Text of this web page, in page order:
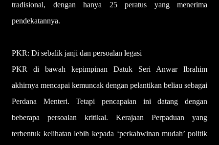
tradisional, dengan hanya 25 peratus yang menerima
pendekatannya.
PKR: Di sebalik janji dan persoalan legasi
PKR di bawah kepimpinan Datuk Seri Anwar Ibrahim
akhirnya mencapai kemuncak dengan pelantikan beliau sebagai
Perdana Menteri. Tetapi pencapaian ini datang dengan
beberapa persoalan kritikal. Kerajaan Perpaduan yang
terbentuk kelihatan lebih kepada ‘perkahwinan mudah’ politik